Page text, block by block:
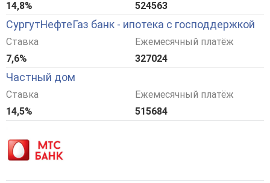
14,8% 524563
СургутНефтеГаз банк - ипотека с господдержкой
Ставка
7,6%
Ежемесячный платёж
327024
Частный дом
Ставка
14,5%
Ежемесячный платёж
515684